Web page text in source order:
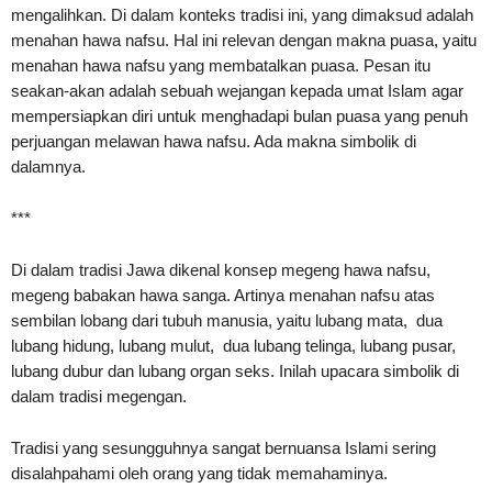
mengalihkan. Di dalam konteks tradisi ini, yang dimaksud adalah
menahan hawa nafsu. Hal ini relevan dengan makna puasa, yaitu
menahan hawa nafsu yang membatalkan puasa. Pesan itu
seakan-akan adalah sebuah wejangan kepada umat Islam agar
mempersiapkan diri untuk menghadapi bulan puasa yang penuh
perjuangan melawan hawa nafsu. Ada makna simbolik di
dalamnya.
***
Di dalam tradisi Jawa dikenal konsep megeng hawa nafsu,
megeng babakan hawa sanga. Artinya menahan nafsu atas
sembilan lobang dari tubuh manusia, yaitu lubang mata, dua
lubang hidung, lubang mulut, dua lubang telinga, lubang pusar,
lubang dubur dan lubang organ seks. Inilah upacara simbolik di
dalam tradisi megengan.
Tradisi yang sesungguhnya sangat bernuansa Islami sering
disalahpahami oleh orang yang tidak memahaminya.